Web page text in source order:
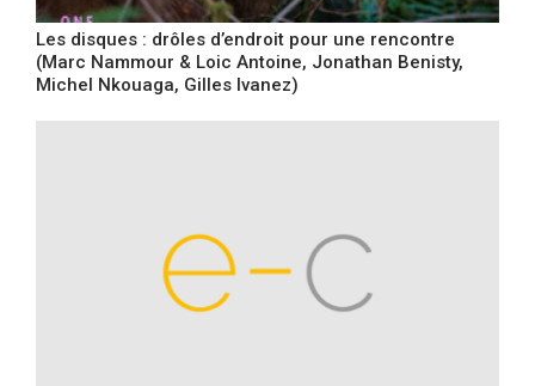
Les disques : drôles d’endroit pour une rencontre
(Marc Nammour & Loic Antoine, Jonathan Benisty,
Michel Nkouaga, Gilles Ivanez)